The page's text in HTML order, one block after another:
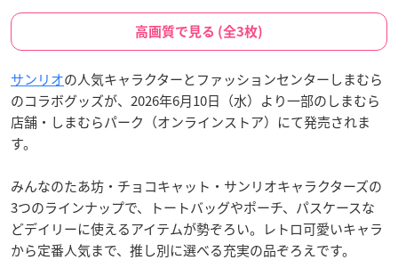
高画質で見る (全3枚)
サンリオの人気キャラクターとファッションセンターしまむら
のコラボグッズが、2026年6月10日（水）より一部のしまむら
店舗・しまむらパーク（オンラインストア）にて発売されま
す。
みんなのたあ坊・チョコキャット・サンリオキャラクターズの
3つのラインナップで、トートバッグやポーチ、パスケースな
どデイリーに使えるアイテムが勢ぞろい。レトロ可愛いキャラ
から定番人気まで、推し別に選べる充実の品ぞろえです。